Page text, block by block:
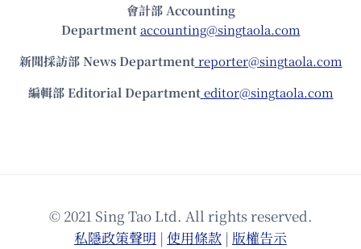
會計部 Accounting
Department accounting@singtaola.com
新聞採訪部 News Department reporter@singtaola.com
編輯部 Editorial Department editor@singtaola.com
© 2021 Sing Tao Ltd. All rights reserved.
私隱政策聲明 | 使⽤條款 | 版權告⽰